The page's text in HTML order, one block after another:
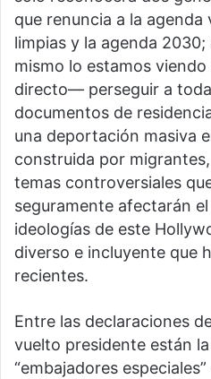
que renuncia a la agenda
limpias y la agenda
mismo lo estamos
directo— perseguir a
documentos de
una deportación masiva
construida por
temas controversiales
seguramente afectarán
ideologías de este
diverso e incluyente que
recientes.
Entre las declaraciones
vuelto presidente están
“embajadores